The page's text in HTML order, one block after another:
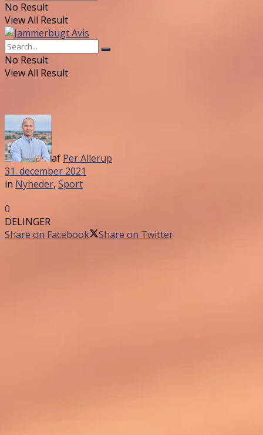
No Result
View All Result
No Result
View All Result
af Per Allerup
31. december 2021
in Nyheder, Sport
0
DELINGER
Share on Facebook
Share on Twitter